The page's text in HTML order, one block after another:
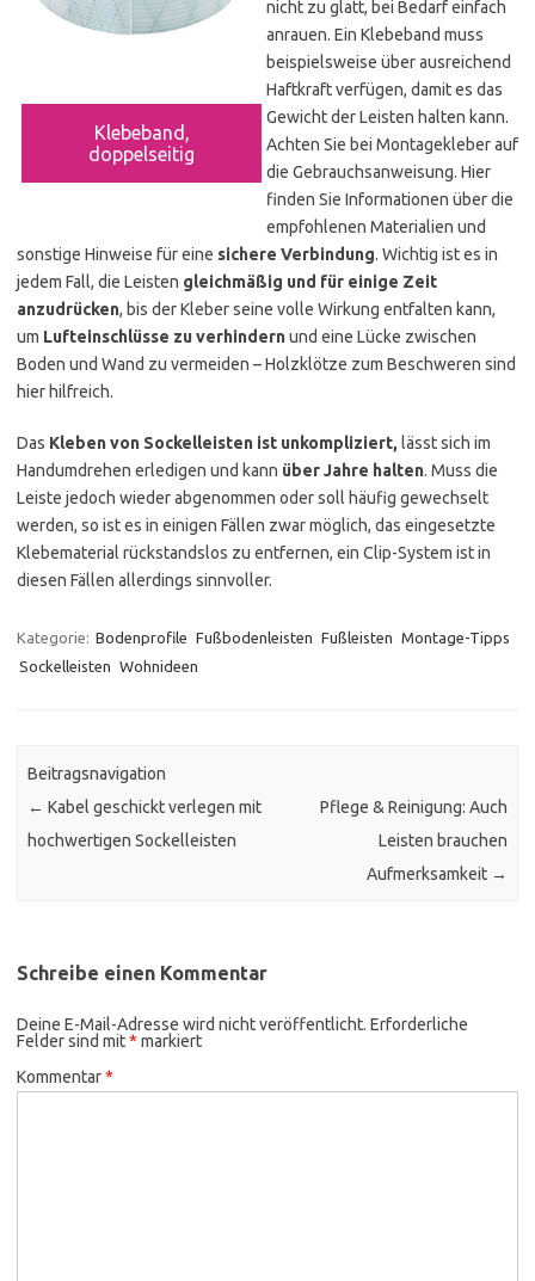
Klebeband,
doppelseitig
nicht zu glatt, bei Bedarf einfach
anrauen. Ein Klebeband muss
beispielsweise über ausreichend
Haftkraft verfügen, damit es das
Gewicht der Leisten halten kann.
Achten Sie bei Montagekleber auf
die Gebrauchsanweisung. Hier
finden Sie Informationen über die
empfohlenen Materialien und
sonstige Hinweise für eine sichere Verbindung. Wichtig ist es in
jedem Fall, die Leisten gleichmäßig und für einige Zeit
anzudrücken, bis der Kleber seine volle Wirkung entfalten kann,
um Lufteinschlüsse zu verhindernund eine Lücke zwischen
Boden und Wand zu vermeiden – Holzklötze zum Beschweren sind
hier hilfreich.
Das Kleben von Sockelleisten ist unkompliziert, lässt sich im
Handumdrehen erledigen und kann über Jahre halten. Muss die
Leiste jedoch wieder abgenommen oder soll häufig gewechselt
werden, so ist es in einigen Fällen zwar möglich, das eingesetzte
Klebematerial rückstandslos zu entfernen, ein Clip-System ist in
diesen Fällen allerdings sinnvoller.
Kategorie: Bodenprofile Fußbodenleisten Fußleisten Montage-Tipps
Sockelleisten Wohnideen
Beitragsnavigation
← Kabel geschickt verlegen mit
hochwertigen Sockelleisten
Pflege & Reinigung: Auch
Leisten brauchen
Aufmerksamkeit →
Schreibe einen Kommentar
Deine E-Mail-Adresse wird nicht veröffentlicht. Erforderliche
Felder sind mit* markiert
Kommentar*